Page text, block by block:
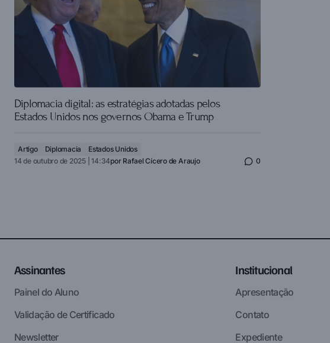
Diplomacia digital: as estratégias adotadas pelos
Estados Unidos nos governos Obama e Trump
Artigo Diplomacia
Estados Unidos
14 de outubro de 2025 | 14:34por Rafael Cícero de Araujo 0
Assinantes
Painel do Aluno
Validação de Certificado
Newsletter
Institucional
Apresentação
Contato
Expediente